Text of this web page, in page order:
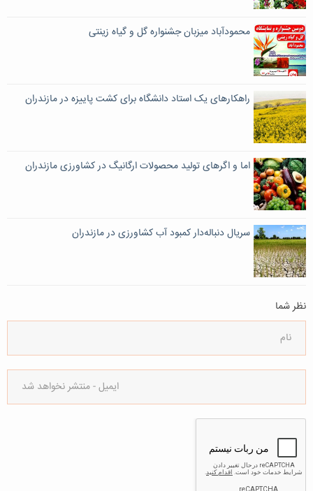
محمودآباد میزبان جشنواره گل و گیاه زینتی
راهکارهای یک استاد دانشگاه برای کشت پاییزه در مازندران
اما و اگرهای تولید محصولات ارگانیگ در کشاورزی مازندران
سریال دنباله‌دار کمبود آب کشاورزی در مازندران
نظر شما